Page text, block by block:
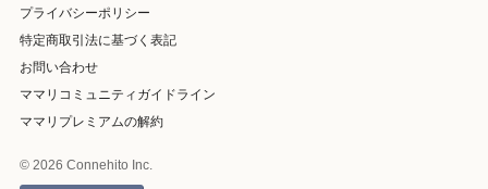
プライバシーポリシー
特定商取引法に基づく表記
お問い合わせ
ママリコミュニティガイドライン
ママリプレミアムの解約
© 2026 Connehito Inc.